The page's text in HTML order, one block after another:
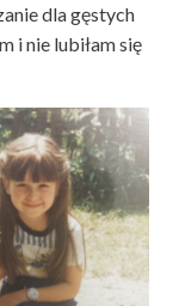
dla gęstych
i nie lubiłam się